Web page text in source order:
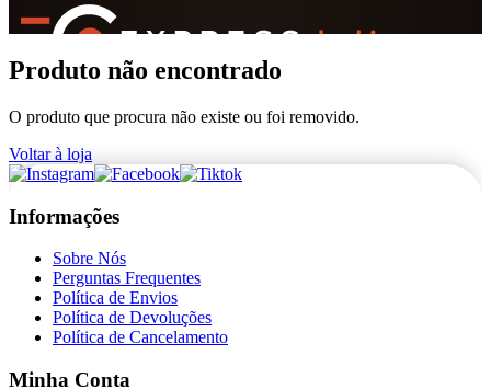
+de 36.000 reviews
Produto não encontrado
O produto que procura não existe ou foi removido.
Voltar à loja
Informações
Sobre Nós
Perguntas Frequentes
Política de Envios
Política de Devoluções
Política de Cancelamento
Minha Conta